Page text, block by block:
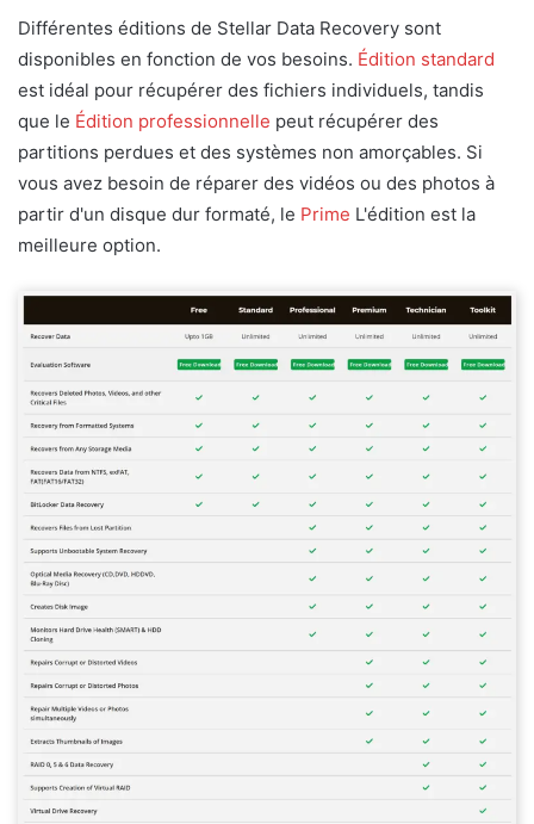
Différentes éditions de Stellar Data Recovery sont
disponibles en fonction de vos besoins. Édition standard
est idéal pour récupérer des fichiers individuels, tandis
que le Édition professionnelle peut récupérer des
partitions perdues et des systèmes non amorçables. Si
vous avez besoin de réparer des vidéos ou des photos à
partir d'un disque dur formaté, le Prime L'édition est la
meilleure option.